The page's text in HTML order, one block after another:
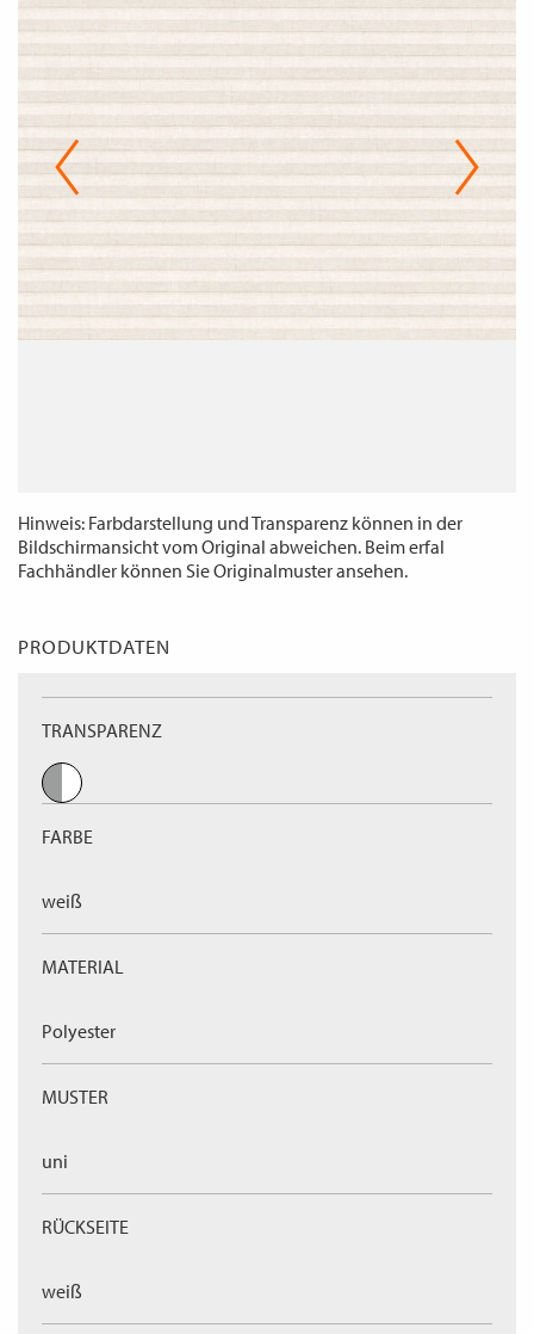
Hinweis: Farbdarstellung und Transparenz können in der
Bildschirmansicht vom Original abweichen. Beim erfal
Fachhändler können Sie Originalmuster ansehen.
PRODUKTDATEN
TRANSPARENZ
FARBE
weiß
MATERIAL
Polyester
MUSTER
uni
RÜCKSEITE
weiß